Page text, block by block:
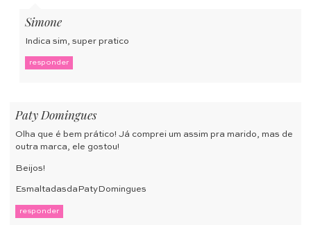
Simone
Indica sim, super pratico
responder
Paty Domingues
Olha que é bem prático! Já comprei um assim pra marido, mas de
outra marca, ele gostou!
Beijos!
EsmaltadasdaPatyDomingues
responder